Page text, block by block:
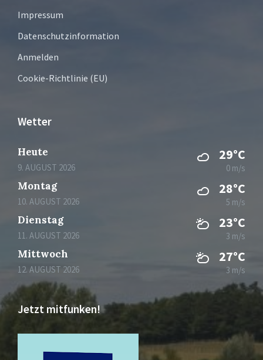
Impressum
Datenschutzinformation
Anmelden
Cookie-Richtlinie (EU)
Wetter
Heute
9. AUGUST 2026
29°C
0 m/s
Montag
10. AUGUST 2026
28°C
5 m/s
Dienstag
11. AUGUST 2026
23°C
3 m/s
Mittwoch
12. AUGUST 2026
27°C
3 m/s
Jetzt mitfunken!